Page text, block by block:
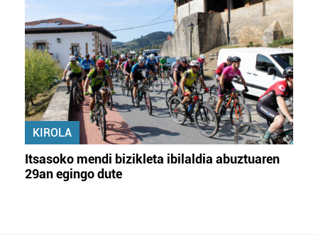
KIROLA
Itsasoko mendi bizikleta ibilaldia abuztuaren
29an egingo dute